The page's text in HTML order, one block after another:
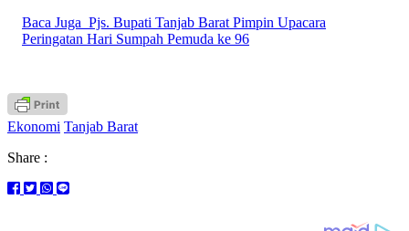
Baca Juga Pjs. Bupati Tanjab Barat Pimpin Upacara
Peringatan Hari Sumpah Pemuda ke 96
Ekonomi Tanjab Barat
Share :